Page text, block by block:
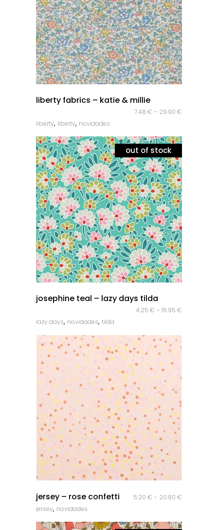
liberty fabrics – katie & millie
7.48 € – 29.90 €
liberty, liberty, novidades
out of stock
josephine teal – lazy days tilda
4.25 € – 16.95 €
lazy days, novidades, tilda
jersey – rose confetti 5.20 € – 20.80 €
jersey, novidades